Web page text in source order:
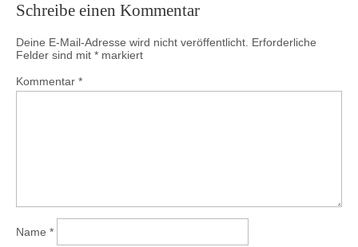
Schreibe einen Kommentar
Deine E-Mail-Adresse wird nicht veröffentlicht. Erforderliche
Felder sind mit * markiert
Kommentar *
Name *